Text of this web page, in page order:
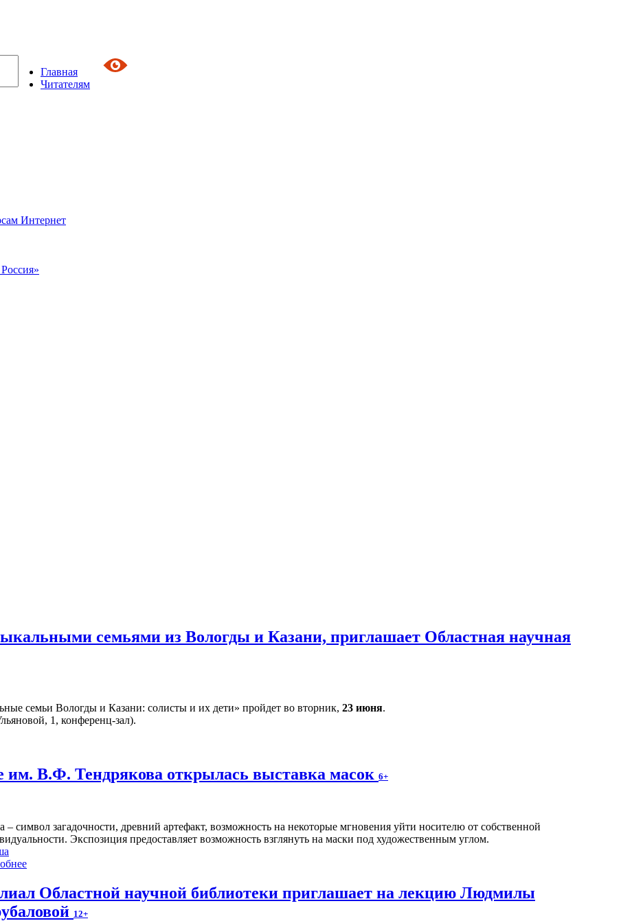
Главная
Читателям
Интернет
семьями из Вологды и Казани, приглашает Областная научная
семьи Вологды и Казани: солисты и их дети» пройдет во вторник, 23 июня.
1, конференц-зал).
В.Ф. Тендрякова открылась выставка масок 6+
– символ загадочности, древний артефакт, возможность на некоторые мгновения уйти носителю от собственной
Экспозиция предоставляет возможность взглянуть на маски под художественным углом.
Областной научной библиотеки приглашает на лекцию Людмилы
12+